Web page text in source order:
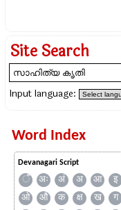
Site Search
Input language:
Word Index
Devanagari Script
ँ अः अं अ आ इ
ओ
औ क क्ष ख ग